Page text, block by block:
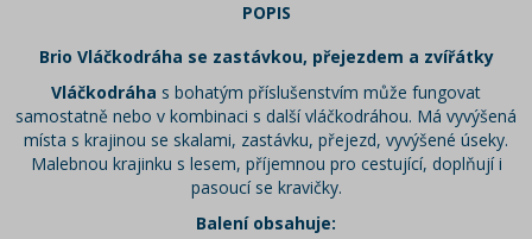
POPIS
Brio Vláčkodráha se zastávkou, přejezdem a zvířátky
Vláčkodráha s bohatým příslušenstvím může fungovat
samostatně nebo v kombinaci s další vláčkodráhou. Má vyvýšená
místa s krajinou se skalami, zastávku, přejezd, vyvýšené úseky.
Malebnou krajinku s lesem, příjemnou pro cestující, doplňují i
pasoucí se kravičky.
Balení obsahuje: